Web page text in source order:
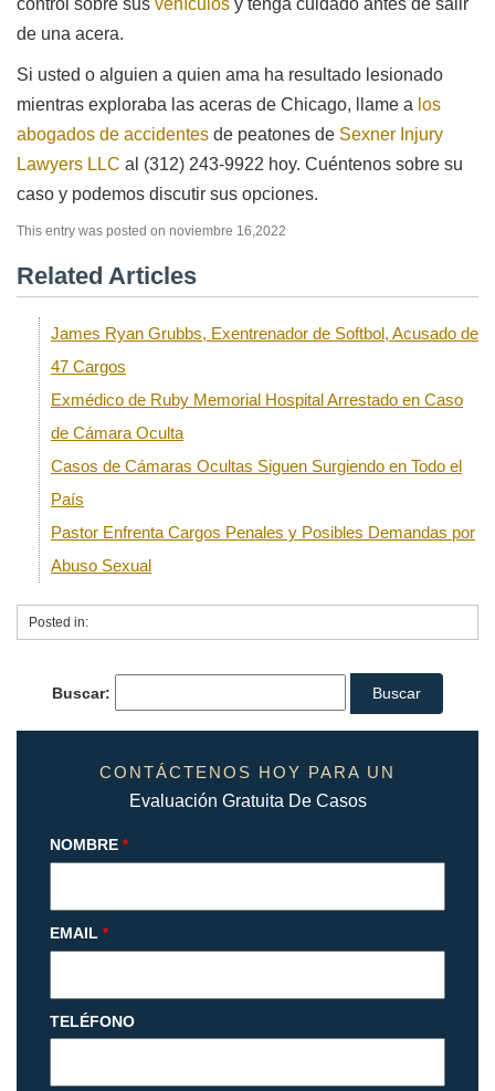
control sobre sus vehículos y tenga cuidado antes de salir
de una acera.
Si usted o alguien a quien ama ha resultado lesionado
mientras exploraba las aceras de Chicago, llame a los
abogados de accidentes de peatones de Sexner Injury
Lawyers LLC al (312) 243-9922 hoy. Cuéntenos sobre su
caso y podemos discutir sus opciones.
This entry was posted on noviembre 16,2022
Related Articles
James Ryan Grubbs, Exentrenador de Softbol, Acusado de
47 Cargos
Exmédico de Ruby Memorial Hospital Arrestado en Caso
de Cámara Oculta
Casos de Cámaras Ocultas Siguen Surgiendo en Todo el
País
Pastor Enfrenta Cargos Penales y Posibles Demandas por
Abuso Sexual
Posted in:
Buscar:
CONTÁCTENOS HOY PARA UN
Evaluación Gratuita De Casos
NOMBRE *
EMAIL *
TELÉFONO